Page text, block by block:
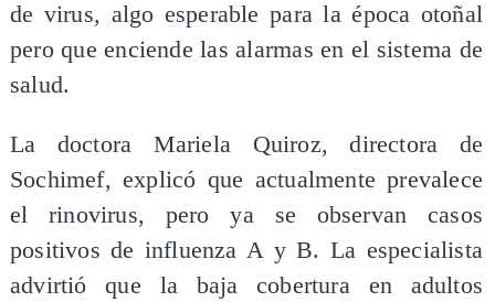
de virus, algo esperable para la época otoñal
pero que enciende las alarmas en el sistema de
salud.
La doctora Mariela Quiroz, directora de
Sochimef, explicó que actualmente prevalece
el rinovirus, pero ya se observan casos
positivos de influenza A y B. La especialista
advirtió que la baja cobertura en adultos